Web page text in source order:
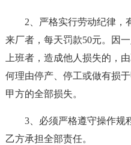
2、严格实行劳动纪律，
来厂者，每天罚款50元。因
上班者，造成他人损失的，
何理由停产、停工或做有损
甲方的全部损失。
3、必须严格遵守操作规
乙方承担全部责任。